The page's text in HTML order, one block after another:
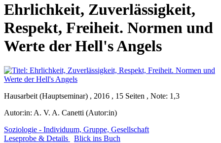
Ehrlichkeit, Zuverlässigkeit,
Respekt, Freiheit. Normen und
Werte der Hell's Angels
Hausarbeit (Hauptseminar) , 2016 , 15 Seiten , Note: 1,3
Autor:in: A. V. A. Canetti (Autor:in)
Soziologie - Individuum, Gruppe, Gesellschaft
Leseprobe & Details
Blick ins Buch